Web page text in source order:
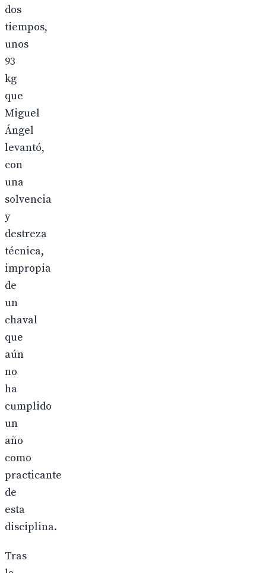
dos
tiempos,
unos
93
kg
que
Miguel
Ángel
levantó,
con
una
solvencia
y
destreza
técnica,
impropia
de
un
chaval
que
aún
no
ha
cumplido
un
año
como
practicante
de
esta
disciplina.
Tras